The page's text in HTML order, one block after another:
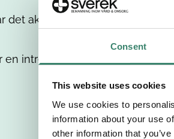
Consent
This website uses cookies
We use cookies to
information about your use
other information that
det aktuella jobbet tagits bort
en intresseanmälan så